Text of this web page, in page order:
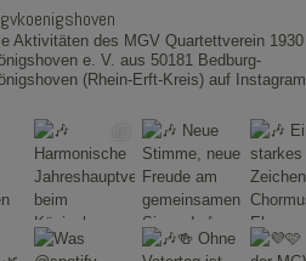
Aktivitäten des MGV Quartettverein 1930
e. V. aus 50181 Bedburg-
(Rhein-Erft-Kreis) auf Instagram.